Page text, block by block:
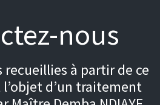
nous
à partir de ce
d’un traitement